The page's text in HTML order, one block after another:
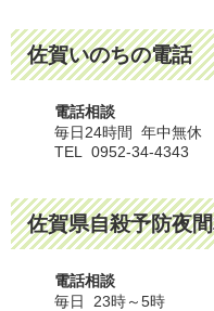
佐賀いのちの電話
電話相談
毎日24時間 年中無休
TEL 0952-34-4343
佐賀県自殺予防夜
電話相談
毎日 23時～5時